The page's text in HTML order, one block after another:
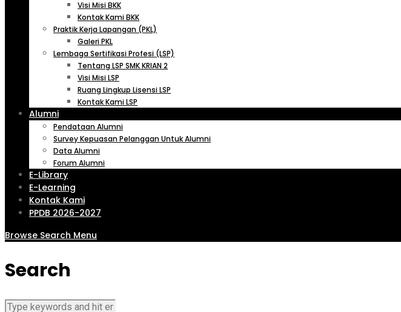
Visi Misi BKK
Kontak Kami BKK
Praktik Kerja Lapangan (PKL)
Galeri PKL
Lembaga Sertifikasi Profesi (LSP)
Tentang LSP SMK KRIAN 2
Visi Misi LSP
Ruang Lingkup Lisensi LSP
Kontak Kami LSP
Alumni
Pendataan Alumni
Survey Kepuasan Pelanggan Untuk Alumni
Data Alumni
Forum Alumni
E-Library
E-Learning
Kontak Kami
PPDB 2026-2027
Browse Search Menu
Search